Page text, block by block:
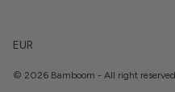
EUR
© 2026 Bamboom - All right